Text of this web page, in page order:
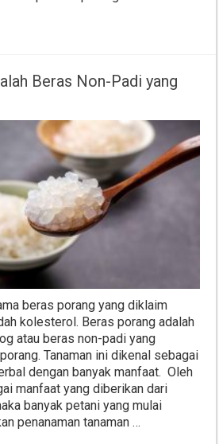
Beras Non-Padi yang
beras porang yang diklaim
kolesterol. Beras porang adalah
atau beras non-padi yang
Tanaman ini dikenal sebagai
dengan banyak manfaat. Oleh
manfaat yang diberikan dari
banyak petani yang mulai
penanaman tanaman …